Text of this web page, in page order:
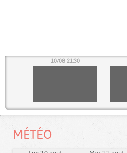
10/08 21:30
MÉTÉO